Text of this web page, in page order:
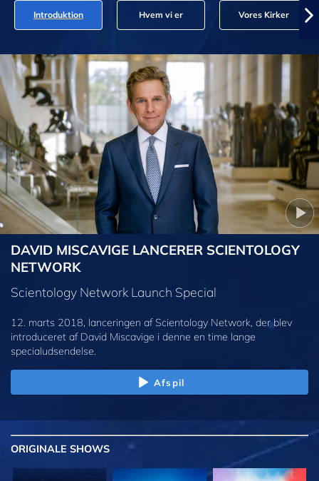
Introduktion Hvem vi er Vores Kirker
DAVID MISCAVIGE LANCERER SCIENTOLOGY
NETWORK
Scientology Network Launch Special
12. marts 2018, lanceringen af Scientology Network, der blev
introduceret af David Miscavige i denne en time lange
specialudsendelse.
Afspil
ORIGINALE SHOWS